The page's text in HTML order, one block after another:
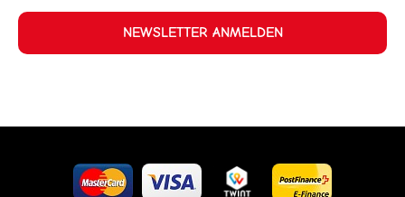
NEWSLETTER ANMELDEN